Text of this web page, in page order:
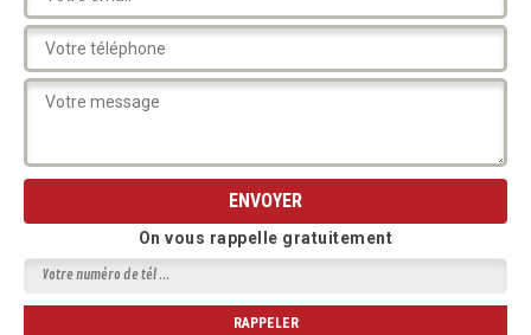
On vous rappelle gratuitement